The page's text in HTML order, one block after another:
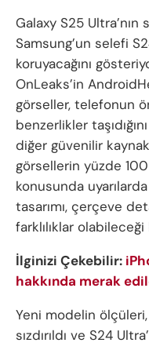
Galaxy S25 Ultra’nın
Samsung’un selefi
koruyacağını
OnLeaks’in
görseller, telefonun
benzerlikler
diğer güvenilir
görsellerin yüzde
konusunda
tasarımı, çerçeve
farklılıklar
İlginizi Çekebilir:
hakkında merak
Yeni modelin ölçüleri,
sızdırıldı ve S24